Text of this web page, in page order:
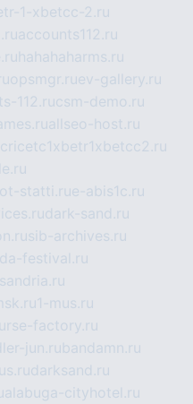
1-xbetcc-2.ru
accounts112.ru
hahahaharms.ru
opsmgr.ruev-gallery.ru
112.rucsm-demo.ru
allseo-host.ru
cricetc1xbetr1xbetcc2.ru
statti.rue-abis1c.ru
dark-sand.ru
sib-archives.ru
festival.ru
1-mus.ru
factory.ru
jun.rubandamn.ru
darksand.ru
alabuga-cityhotel.ru